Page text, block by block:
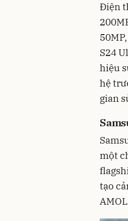
Điện
S24
hiệu
hệ
gian
một
tạo